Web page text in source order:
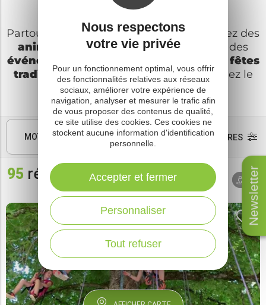
Newsletter
Partout, lors de votre séjour, vous trouverez des
animations culturelles ou sportives
, des
événements musicaux
fêtes
traditionnelles. Ça bouge ici… Demandez le
programme !
MOTS CLÉS FILTRES
95 résultats
Tri par
dates
AUTOUR
DE MOI
Nous respectons
votre vie privée
Pour un fonctionnement optimal, vous offrir
des fonctionnalités relatives aux réseaux
sociaux, améliorer votre expérience de
navigation, analyser et mesurer le trafic afin
de vous proposer des contenus de qualité,
ce site utilise des cookies. Ces cookies ne
stockent aucune information d'identification
personnelle.
Tout refuser
Personnaliser
Accepter et fermer